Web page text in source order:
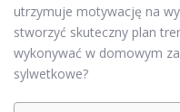
utrzymuje motywację na
stworzyć skuteczny plan
wykonywać w domowym
sylwetkowe?